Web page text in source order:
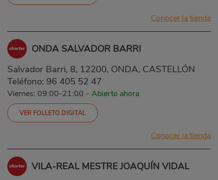
Conocer la tienda
ONDA SALVADOR BARRI
Salvador Barri, 8, 12200, ONDA, CASTELLÓN
Teléfono: 96 405 52 47
Viernes: 09:00-21:00 - Abierto ahora
VER FOLLETO DIGITAL
Conocer la tienda
VILA-REAL MESTRE JOAQUÍN VIDAL